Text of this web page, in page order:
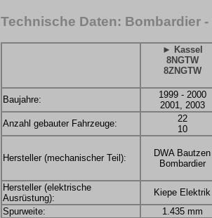
Technische Daten: Bombardier -
► Kassel
8NGTW
8ZNGTW
Baujahre:
1999 - 2000
2001, 2003
Anzahl gebauter Fahrzeuge:
22
10
Hersteller (mechanischer Teil):
DWA Bautzen
Bombardier
Hersteller (elektrische
Ausrüstung):
Kiepe Elektrik
Spurweite:
1.435 mm